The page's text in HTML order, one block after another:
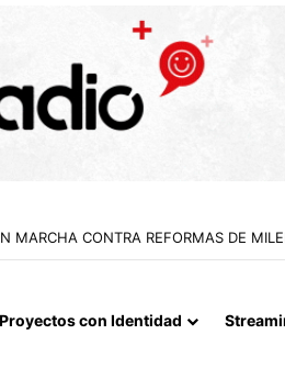
LA NORMALIZACIÓN DE VÍNCULOS
Proyectos con Identidad